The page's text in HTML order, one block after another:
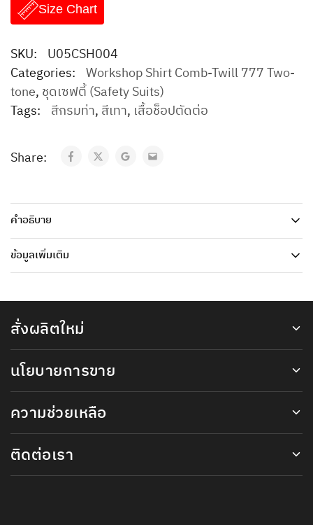
Size Chart
SKU: U05CSH004
Categories: Workshop Shirt Comb-Twill 777 Two-
tone, ชุดเซฟตี้ (Safety Suits)
Tags: สีกรมท่า, สีเทา, เสื้อช็อปตัดต่อ
Share:
คำอธิบาย
ข้อมูลเพิ่มเติม
สั่งผลิตใหม่
นโยบายการขาย
ความช่วยเหลือ
ติดต่อเรา